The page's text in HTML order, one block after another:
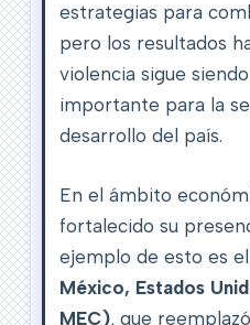
estrategias para
pero los resultados
violencia sigue
importante para la
desarrollo del país.
En el ámbito
fortalecido su
ejemplo de esto es el
México, Estados
MEC), que